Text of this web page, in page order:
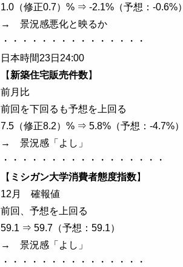
1.0（修正0.7）% ⇒ -2.1%（予想：-0.6%）
→ 景況感悪化と映るか
・・・・・・・・・・・・・・・
日本時間23日24:00
【 新築住宅販売件数】
前月比
前回を下回るも予想を上回る
7.5（修正8.2）% ⇒ 5.8%（予想：-4.7%）
→ 景況感「よし」
・・・・・・・・・・・・・・・・・
【 ミシガン大学消費者態度指数】
12月 確報値
前回、予想を上回る
59.1 ⇒ 59.7（予想：59.1）
→ 景況感「よし」
・・・・・・・・・・・・・・・